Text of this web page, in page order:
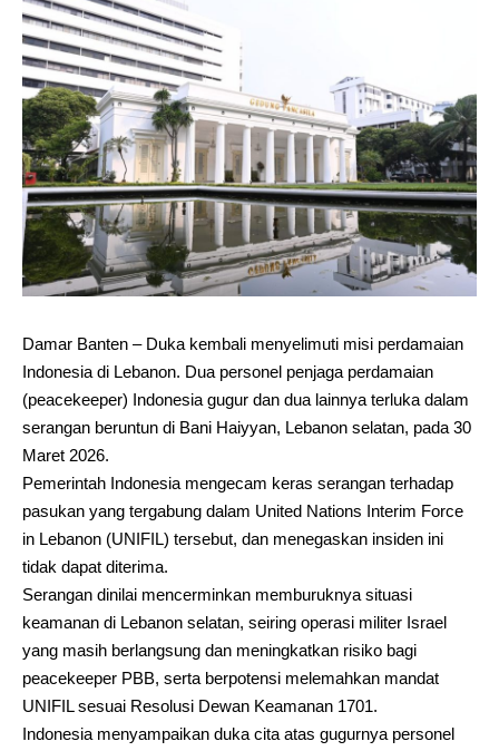
Damar Banten – Duka kembali menyelimuti misi perdamaian
Indonesia di Lebanon. Dua personel penjaga perdamaian
(peacekeeper) Indonesia gugur dan dua lainnya terluka dalam
serangan beruntun di Bani Haiyyan, Lebanon selatan, pada 30
Maret 2026.
Pemerintah Indonesia mengecam keras serangan terhadap
pasukan yang tergabung dalam United Nations Interim Force
in Lebanon (UNIFIL) tersebut, dan menegaskan insiden ini
tidak dapat diterima.
Serangan dinilai mencerminkan memburuknya situasi
keamanan di Lebanon selatan, seiring operasi militer Israel
yang masih berlangsung dan meningkatkan risiko bagi
peacekeeper PBB, serta berpotensi melemahkan mandat
UNIFIL sesuai Resolusi Dewan Keamanan 1701.
Indonesia menyampaikan duka cita atas gugurnya personel